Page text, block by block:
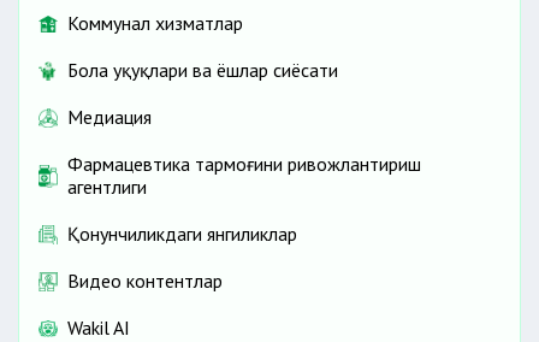
Коммунал хизматлар
Бола ҳуқуқлари ва ёшлар сиёсати
Медиация
Фармацевтика тармоғини ривожлантириш
агентлиги
Қонунчиликдаги янгиликлар
Видео контентлар
Wakil AI